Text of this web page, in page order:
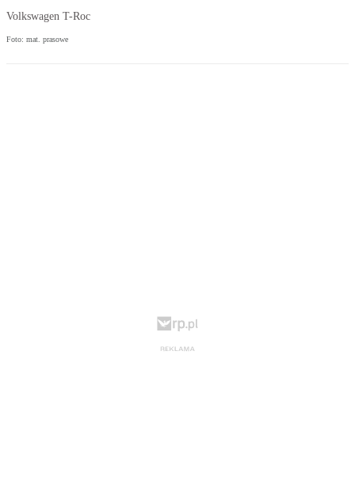
Volkswagen T-Roc
Foto: mat. prasowe